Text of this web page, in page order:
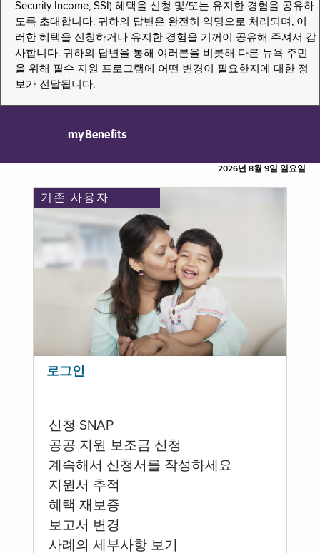
Security Income, SSI) 혜택을 신청 및/또는 유지한 경험을 공유하
도록 초대합니다. 귀하의 답변은 완전히 익명으로 처리되며, 이
러한 혜택을 신청하거나 유지한 경험을 기꺼이 공유해 주셔서 감
사합니다. 귀하의 답변을 통해 여러분을 비롯해 다른 뉴욕 주민
을 위해 필수 지원 프로그램에 어떤 변경이 필요한지에 대한 정
보가 전달됩니다.
myBenefits
2026년 8월 9일 일요일
기존 사용자
로그인
신청 SNAP
공공 지원 보조금 신청
계속해서 신청서를 작성하세요
지원서 추적
혜택 재보증
보고서 변경
사례의 세부사항 보기